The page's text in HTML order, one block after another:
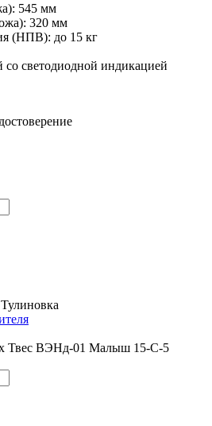
545 мм
320 мм
(НПВ): до 15 кг
светодиодной индикацией
Твес ВЭНд-01 Малыш 15-С-5